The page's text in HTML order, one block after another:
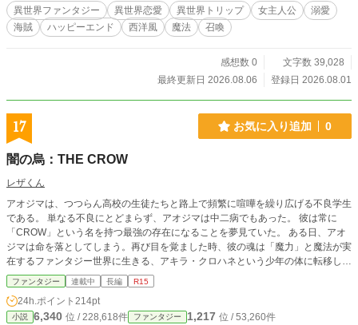
ャイルズ。彼は冷たい態度とは裏腹に、傷ついた生き物を救
う優しさを持つ男だった。 そんなある日、優しいと思って
いた王子たちが、恐ろしい企みを持っていることを知る。使
われてしまう。逃げようと必死に訴えるが、使命感に燃えて
いる桃香は信じてくれない。挙げ句の果てには、使徒の役目
動することになった。桃香は王子たちと特別室を与えられ、
幽閉されている亜子は質素な部屋に閉じ込められていた時だ
賊が、ガレオン船を襲う。燃え盛る炎の中、ただ一人取り残
辺で出会ったシャイルズであった。 しかし、シャイルズの
正体は、船を襲撃した「獅子王」と恐れられるシムノン一家
の船長で――。 ※本作には、海での危険な描写や爆発を伴う
表現など、一部緊迫した場面が含まれます。苦手な方はご注
意ください。
異世界ファンタジー 異世界恋愛 異世界トリップ 女主人公
溺愛
海賊
ハッピーエンド 西洋風 魔法 召喚
感想数 0
文字数 39,028
最終更新日 2026.08.06
登録日 2026.08.01
17 お気に入り追加 0
闇の烏：THE CROW
レザくん
アオジマは、つつらん高校の生徒たちと路上で頻繁に喧嘩を繰り広げる不良学生
である。 単なる不良にとどまらず、アオジマは中二病でもあった。 彼は常に
「CROW」という名を持つ最強の存在になることを夢見ていた。 ある日、アオ
ジマは命を落としてしまう。再び目を覚ました時、彼の魂は「魔力」と魔法が実
在するファンタジー世界に生きる、アキラ・クロハネという少年の体に転移して
いた。 アキラ・クロハネは、魔力を持たず、体も弱かったために家族から勘当
された貴族であった。 彼は弱者として知られていた。しかし、彼の魂がアオジ
マに入れ替わったことで、すべてが一変する。 その日を境に、アキラの格好は
劇的に変化した。かつて優しく思いやりに満ちていた姿は、今では好き勝手に振
ファンタジー 連載中 長編 R15
24h.ポイント 214pt
小説 6,340 位 / 228,618件 ファンタジー 1,217 位 / 53,260件